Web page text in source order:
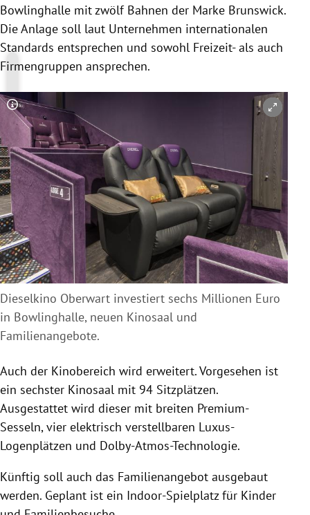
Bowlinghalle mit zwölf Bahnen der Marke Brunswick.
Die Anlage soll laut Unternehmen internationalen
Standards entsprechen und sowohl Freizeit- als auch
Firmengruppen ansprechen.
Copyright-Hinweis öffnen/schließen
Dieselkino Oberwart investiert sechs Millionen Euro
in Bowlinghalle, neuen Kinosaal und
Familienangebote.
Auch der Kinobereich wird erweitert. Vorgesehen ist
ein sechster Kinosaal mit 94 Sitzplätzen.
Ausgestattet wird dieser mit breiten Premium-
Sesseln, vier elektrisch verstellbaren Luxus-
Logenplätzen und Dolby-Atmos-Technologie.
Künftig soll auch das Familienangebot ausgebaut
werden. Geplant ist ein Indoor-Spielplatz für Kinder